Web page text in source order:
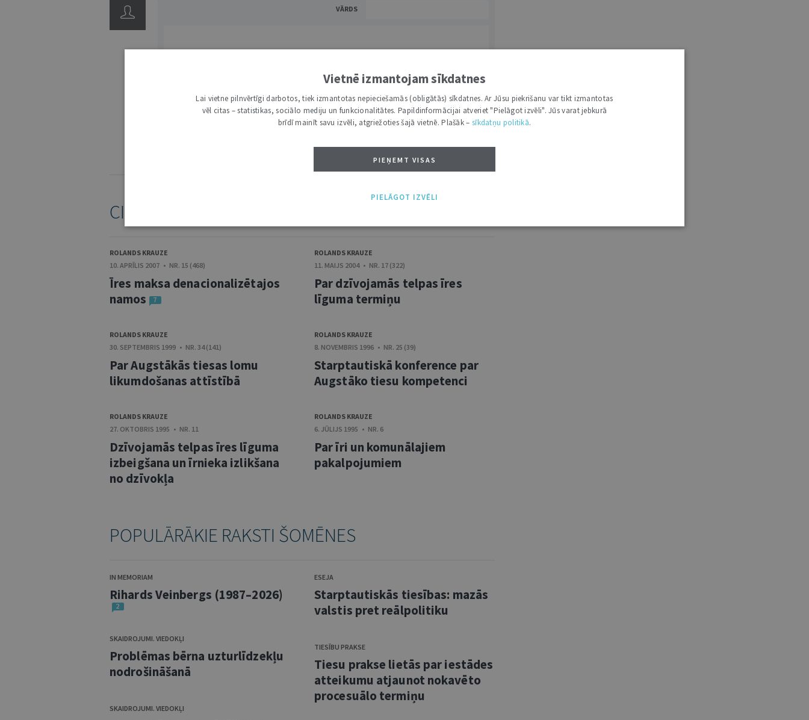
VĀRDS
CITI ŠĪ AUTORA RAKSTI /
ROLANDS KRAUZE
10. APRĪLIS 2007 • NR. 15 (468)
Īres maksa denacionalizētajos
namos
7
ROLANDS KRAUZE
11. MAIJS 2004 • NR. 17 (322)
Par dzīvojamās telpas īres
līguma termiņu
ROLANDS KRAUZE
30. SEPTEMBRIS 1999 • NR. 34 (141)
Par Augstākās tiesas lomu
likumdošanas attīstībā
ROLANDS KRAUZE
8. NOVEMBRIS 1996 • NR. 25 (39)
Starptautiskā konference par
Augstāko tiesu kompetenci
ROLANDS KRAUZE
27. OKTOBRIS 1995 • NR. 11
Dzīvojamās telpas īres līguma
izbeigšana un īrnieka izlikšana
no dzīvokļa
ROLANDS KRAUZE
6. JŪLIJS 1995 • NR. 6
Par īri un komunālajiem
pakalpojumiem
POPULĀRĀKIE RAKSTI ŠOMĒNES
IN MEMORIAM
Rihards Veinbergs (1987–2026)
2
SKAIDROJUMI. VIEDOKĻI
Problēmas bērna uzturlīdzekļu
nodrošināšanā
SKAIDROJUMI. VIEDOKĻI
ESEJA
Starptautiskās tiesības: mazās
valstis pret reālpolitiku
TIESĪBU PRAKSE
Tiesu prakse lietās par iestādes
atteikumu atjaunot nokavēto
procesuālo termiņu
Vietnē izmantojam sīkdatnes
Lai vietne pilnvērtīgi darbotos, tiek izmantotas nepieciešamās (obligātās) sīkdatnes. Ar Jūsu piekrišanu var tikt izmantotas
vēl citas – statistikas, sociālo mediju un funkcionalitātes. Papildinformācijai atveriet "Pielāgot izvēli". Jūs varat jebkurā
brīdī mainīt savu izvēli, atgriežoties šajā vietnē. Plašāk – sīkdatņu politikā.
PIEŅEMT VISAS
PIELĀGOT IZVĒLI